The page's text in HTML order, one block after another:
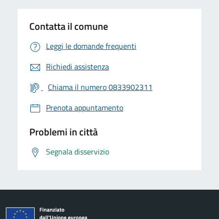
Contatta il comune
Leggi le domande frequenti
Richiedi assistenza
Chiama il numero 0833902311
Prenota appuntamento
Problemi in città
Segnala disservizio